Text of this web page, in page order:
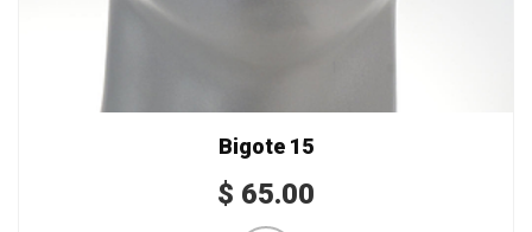
Bigote 15
$ 65.00